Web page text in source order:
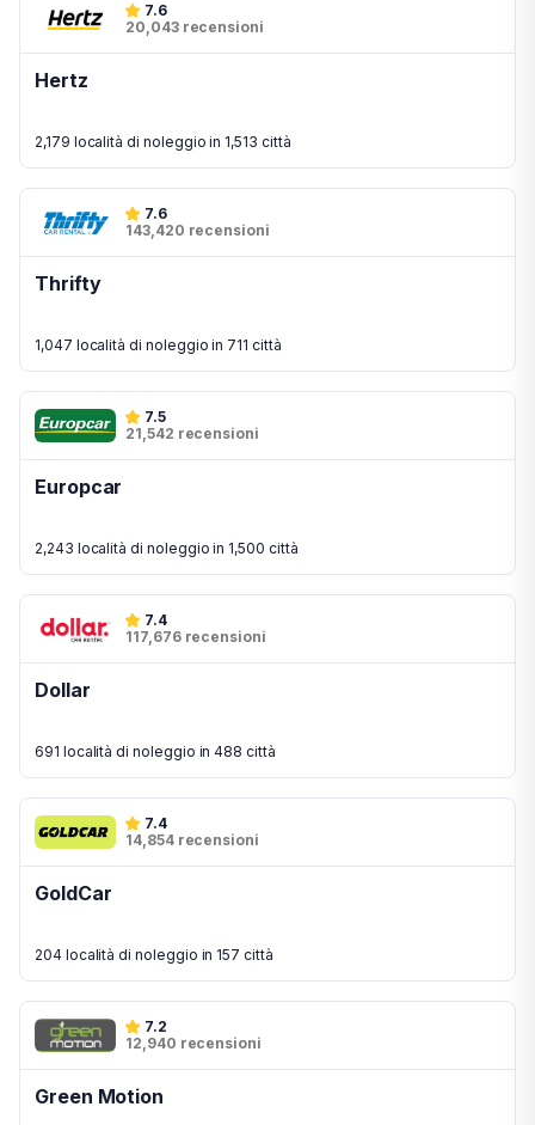
7.6
20,043 recensioni
Hertz
2,179 località di noleggio in 1,513 città
7.6
143,420 recensioni
Thrifty
1,047 località di noleggio in 711 città
7.5
21,542 recensioni
Europcar
2,243 località di noleggio in 1,500 città
7.4
117,676 recensioni
Dollar
691 località di noleggio in 488 città
7.4
14,854 recensioni
GoldCar
204 località di noleggio in 157 città
7.2
12,940 recensioni
Green Motion